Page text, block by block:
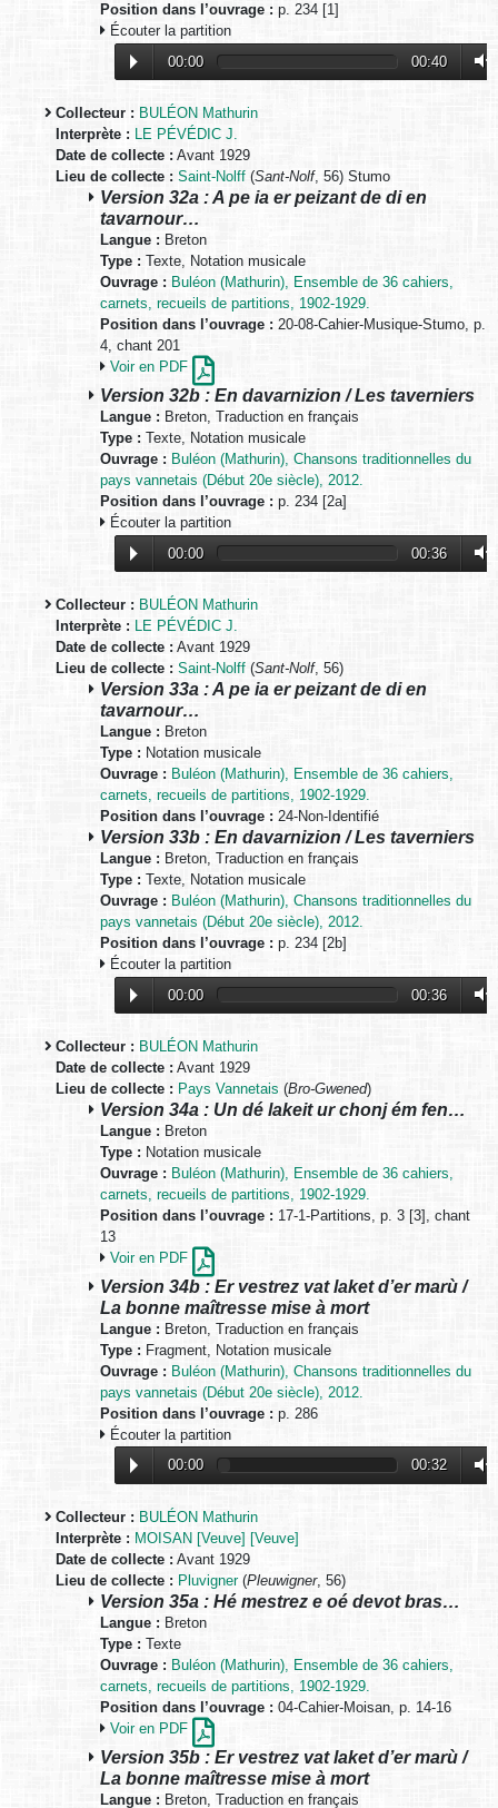
Position dans l’ouvrage : p. 234 [1]
Écouter la partition
00:00
00:40
Collecteur : BULÉON Mathurin
Interprète : LE PÉVÉDIC J.
Date de collecte : Avant 1929
Lieu de collecte : Saint-Nolff (Sant-Nolf, 56) Stumo
Version 32a : A pe ia er peizant de di en
tavarnour…
Langue : Breton
Type : Texte, Notation musicale
Ouvrage : Buléon (Mathurin), Ensemble de 36 cahiers,
carnets, recueils de partitions, 1902-1929.
Position dans l’ouvrage : 20-08-Cahier-Musique-Stumo, p.
4, chant 201
Voir en PDF
Version 32b : En davarnizion / Les taverniers
Langue : Breton, Traduction en français
Type : Texte, Notation musicale
Ouvrage : Buléon (Mathurin), Chansons traditionnelles du
pays vannetais (Début 20e siècle), 2012.
Position dans l’ouvrage : p. 234 [2a]
Écouter la partition
00:00
00:36
Collecteur : BULÉON Mathurin
Interprète : LE PÉVÉDIC J.
Date de collecte : Avant 1929
Lieu de collecte : Saint-Nolff (Sant-Nolf, 56)
Version 33a : A pe ia er peizant de di en
tavarnour…
Langue : Breton
Type : Notation musicale
Ouvrage : Buléon (Mathurin), Ensemble de 36 cahiers,
carnets, recueils de partitions, 1902-1929.
Position dans l’ouvrage : 24-Non-Identifié
Version 33b : En davarnizion / Les taverniers
Langue : Breton, Traduction en français
Type : Texte, Notation musicale
Ouvrage : Buléon (Mathurin), Chansons traditionnelles du
pays vannetais (Début 20e siècle), 2012.
Position dans l’ouvrage : p. 234 [2b]
Écouter la partition
00:00
00:36
Collecteur : BULÉON Mathurin
Date de collecte : Avant 1929
Lieu de collecte : Pays Vannetais (Bro-Gwened)
Version 34a : Un dé lakeit ur chonj ém fen…
Langue : Breton
Type : Notation musicale
Ouvrage : Buléon (Mathurin), Ensemble de 36 cahiers,
carnets, recueils de partitions, 1902-1929.
Position dans l’ouvrage : 17-1-Partitions, p. 3 [3], chant
13
Voir en PDF
Version 34b : Er vestrez vat laket d’er marù /
La bonne maîtresse mise à mort
Langue : Breton, Traduction en français
Type : Fragment, Notation musicale
Ouvrage : Buléon (Mathurin), Chansons traditionnelles du
pays vannetais (Début 20e siècle), 2012.
Position dans l’ouvrage : p. 286
Écouter la partition
00:00
00:32
Collecteur : BULÉON Mathurin
Interprète : MOISAN [Veuve] [Veuve]
Date de collecte : Avant 1929
Lieu de collecte : Pluvigner(Pleuwigner, 56)
Version 35a : Hé mestrez e oé devot bras…
Langue : Breton
Type : Texte
Ouvrage : Buléon (Mathurin), Ensemble de 36 cahiers,
carnets, recueils de partitions, 1902-1929.
Position dans l’ouvrage : 04-Cahier-Moisan, p. 14-16
Voir en PDF
Version 35b : Er vestrez vat laket d’er marù /
La bonne maîtresse mise à mort
Langue : Breton, Traduction en français